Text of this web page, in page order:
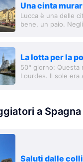
Una cinta
Lucca è una delle
bene, un paio.
La lotta per la
50° giorno:
Lourdes. Il sole era
a Spagna
Saluti dalle